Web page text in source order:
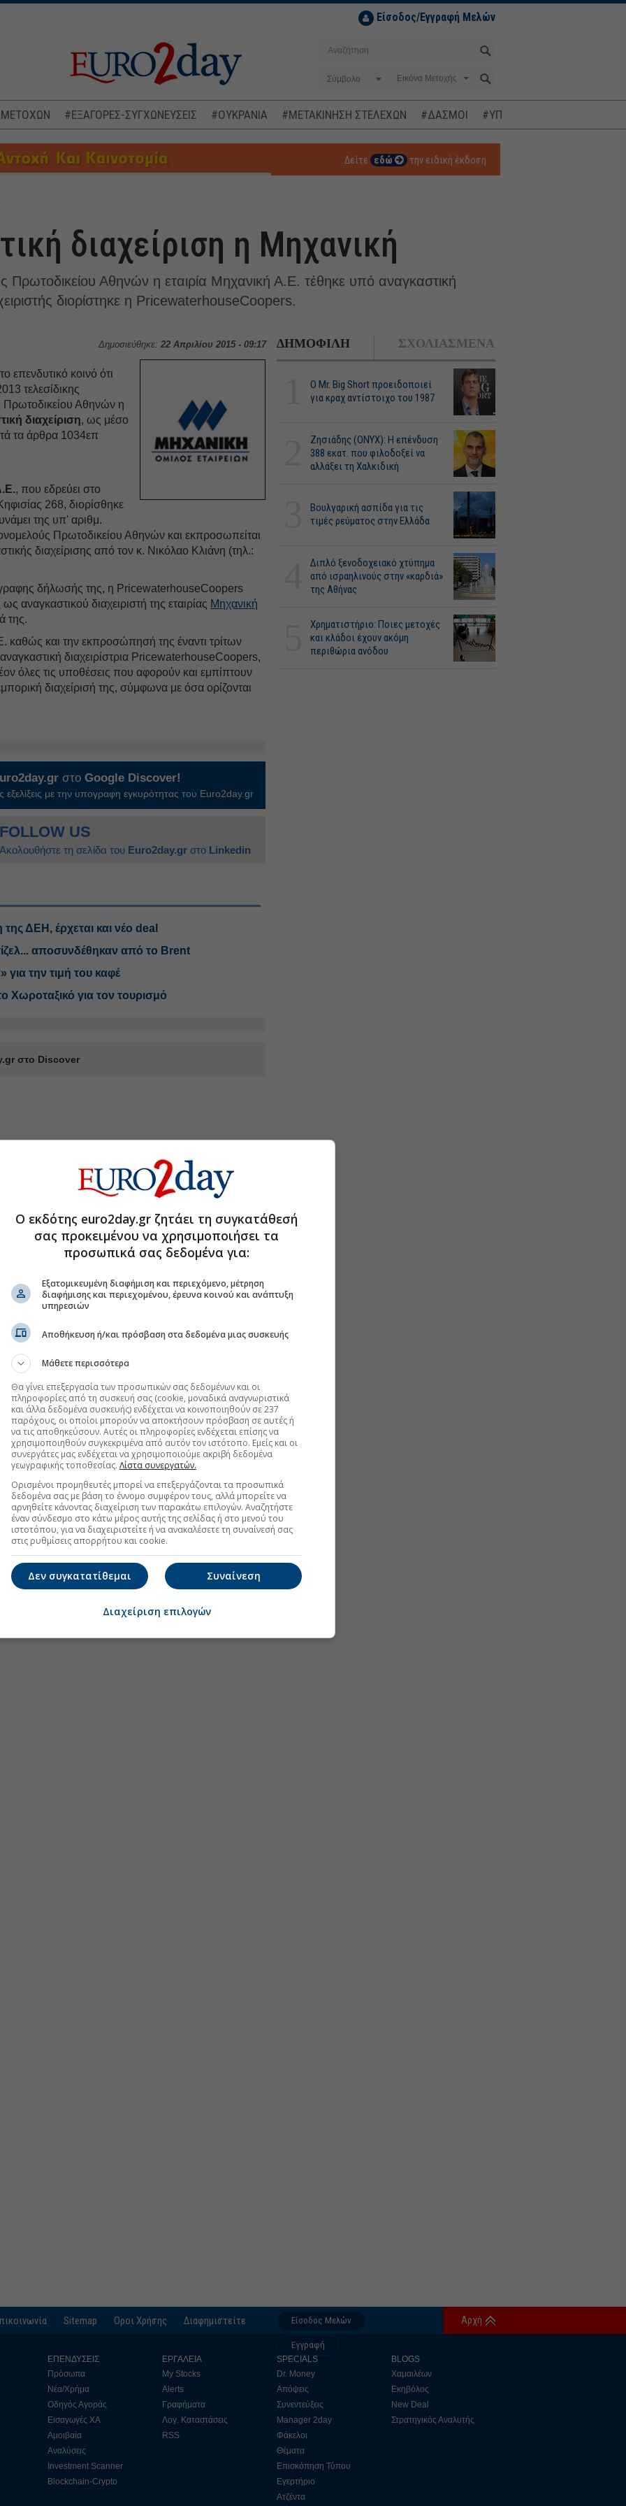
Είσοδος/Εγγραφή Μελών
Σύμβολο
ΜΕΤΟΧΩΝ #ΕΞΑΓΟΡΕΣ-ΣΥΓΧΩΝΕΥΣΕΙΣ #ΟΥΚΡΑΝΙΑ #ΜΕΤΑΚΙΝΗΣΗ ΣΤΕΛΕΧΩΝ #ΔΑΣΜΟΙ #ΥΠΟΚΛΟΠΕΣ
Δείτε εδώ την ειδική έκδοση
διαχείριση η Μηχανική
Αθηνών η εταιρία Μηχανική Α.Ε. τέθηκε υπό αναγκαστική
διορίστηκε η PricewaterhouseCoopers.
Δημοσιεύθηκε: 22 Απριλίου 2015 - 09:17
επενδυτικό κοινό ότι
τελεσίδικης
Αθηνών η
διαχείριση, ως μέσο
τα άρθρα 1034επ
, που εδρεύει στο
268, διορίσθηκε
της υπ' αριθμ.
Πρωτοδικείου Αθηνών και εκπροσωπείται
διαχείρισης από τον κ. Νικόλαο Κλιάνη (τηλ.:
δήλωσής της, η PricewaterhouseCoopers
αναγκαστικού διαχειριστή της εταιρίας Μηχανική
της.
καθώς και την εκπροσώπησή της έναντι τρίτων
διαχειρίστρια PricewaterhouseCoopers,
όλες τις υποθέσεις που αφορούν και εμπίπτουν
διαχείρισή της, σύμφωνα με όσα ορίζονται
στοGoogle Discover!
εξελίξεις με την υπογραφη εγκυρότητας του Euro2day.gr
FOLLOW US
Ακολουθήστε τη σελίδα του Euro2day.gr στο Linkedin
ΔΕΗ, έρχεται και νέο deal
ντίζελ... αποσυνδέθηκαν από το Brent
για την τιμή του καφέ
Χωροταξικό για τον τουρισμό
στο Discover
ΔΗΜΟΦΙΛΗ ΣΧΟΛΙΑΣΜΕΝΑ
O Mr. Big Short προειδοποιεί
για κραχ αντίστοιχο του 1987
Ζησιάδης (ONYX): Η επένδυση
388 εκατ. που φιλοδοξεί να
αλλάξει τη Χαλκιδική
Βουλγαρική ασπίδα για τις
τιμές ρεύματος στην Ελλάδα
Διπλό ξενοδοχειακό χτύπημα
από ισραηλινούς στην «καρδιά»
της Αθήνας
Χρηματιστήριο: Ποιες μετοχές
και κλάδοι έχουν ακόμη
περιθώρια ανόδου
- REAL ESTATE
Ring Mall στη Βουλγαρία έναντι 49,35 εκατ.
(14:22 07/08/2026)
κατοικιών στη Βρετανία - Στις €349.000 το μέσο κόστος
(13:26 07/08/2026)
ιδίων μετοχών (20:20 06/08/2026)
Sitemap Οροι Χρήσης Διαφημιστείτε Είσοδος Μελών
Εγγραφή
Αρχή
ΕΠΕΝΔΥΣΕΙΣ
Πρόσωπα
Νέα/Χρήμα
Οδηγός Αγοράς
Εισαγωγές ΧΑ
Αμοιβαία
Αναλύσεις
Investment Scanner
Blockchain-Crypto
ΕΡΓΑΛΕΙΑ
My Stocks
Alerts
Γραφήματα
Λογ. Καταστάσεις
RSS
SPECIALS
Dr. Money
Απόψεις
Συνεντεύξεις
Manager 2day
Φάκελοι
Θέματα
Επισκόπηση Τύπου
Εγερτήριο
Ατζέντα
BLOGS
Χαμαιλέων
Εκηβόλος
New Deal
Στρατηγικός Αναλυτής
Ο εκδότης euro2day.gr ζητάει τη συγκατάθεσή
σας προκειμένου να χρησιμοποιήσει τα
προσωπικά σας δεδομένα για:
Εξατομικευμένη διαφήμιση και περιεχόμενο, μέτρηση
διαφήμισης και περιεχομένου, έρευνα κοινού και ανάπτυξη
υπηρεσιών
Αποθήκευση ή/και πρόσβαση στα δεδομένα μιας συσκευής
Μάθετε περισσότερα
Θα γίνει επεξεργασία των προσωπικών σας δεδομένων και οι
πληροφορίες από τη συσκευή σας (cookie, μοναδικά αναγνωριστικά
και άλλα δεδομένα συσκευής) ενδέχεται να κοινοποιηθούν σε 237
παρόχους, οι οποίοι μπορούν να αποκτήσουν πρόσβαση σε αυτές ή
να τις αποθηκεύσουν. Αυτές οι πληροφορίες ενδέχεται επίσης να
χρησιμοποιηθούν συγκεκριμένα από αυτόν τον ιστότοπο. Εμείς και οι
συνεργάτες μας ενδέχεται να χρησιμοποιούμε ακριβή δεδομένα
γεωγραφικής τοποθεσίας. Λίστα συνεργατών.
Ορισμένοι προμηθευτές μπορεί να επεξεργάζονται τα προσωπικά
δεδομένα σας με βάση το έννομο συμφέρον τους, αλλά μπορείτε να
αρνηθείτε κάνοντας διαχείριση των παρακάτω επιλογών. Αναζητήστε
έναν σύνδεσμο στο κάτω μέρος αυτής της σελίδας ή στο μενού του
ιστοτόπου, για να διαχειριστείτε ή να ανακαλέσετε τη συναίνεσή σας
στις ρυθμίσεις απορρήτου και cookie.
Συναίνεση
Δεν συγκατατίθεμαι
Διαχείριση επιλογών